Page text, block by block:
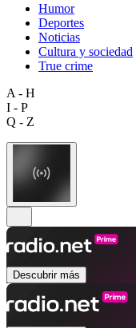
Humor
Deportes
Noticias
Cultura y sociedad
True crime
A - H
I - P
Q - Z
Descubrir más